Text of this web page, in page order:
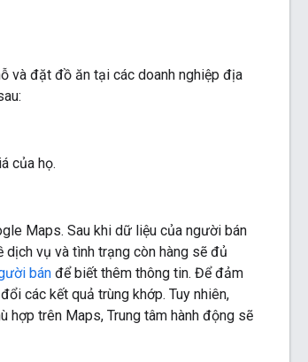
và đặt đồ ăn tại các doanh nghiệp địa
của họ.
Maps. Sau khi dữ liệu của người bán
vụ và tình trạng còn hàng sẽ đủ
bán để biết thêm thông tin. Để đảm
các kết quả trùng khớp. Tuy nhiên,
trên Maps, Trung tâm hành động sẽ